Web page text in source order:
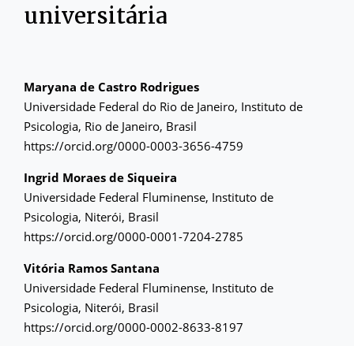
universitária
Maryana de Castro Rodrigues
Universidade Federal do Rio de Janeiro, Instituto de
Psicologia, Rio de Janeiro, Brasil
https://orcid.org/0000-0003-3656-4759
Ingrid Moraes de Siqueira
Universidade Federal Fluminense, Instituto de
Psicologia, Niterói, Brasil
https://orcid.org/0000-0001-7204-2785
Vitória Ramos Santana
Universidade Federal Fluminense, Instituto de
Psicologia, Niterói, Brasil
https://orcid.org/0000-0002-8633-8197